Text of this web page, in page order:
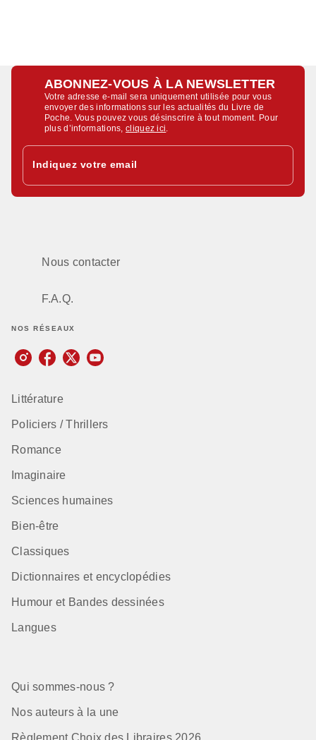
ABONNEZ-VOUS À LA NEWSLETTER
Votre adresse e-mail sera uniquement utilisée pour vous
envoyer des informations sur les actualités du Livre de
Poche. Vous pouvez vous désinscrire à tout moment. Pour
plus d’informations,cliquez ici
Indiquez votre email
Nous contacter
F.A.Q.
NOS RÉSEAUX
Littérature
Policiers / Thrillers
Romance
Imaginaire
Sciences humaines
Bien-être
Classiques
Dictionnaires et encyclopédies
Humour et Bandes dessinées
Langues
Qui sommes-nous ?
Nos auteurs à la une
Règlement Choix des Libraires 2026